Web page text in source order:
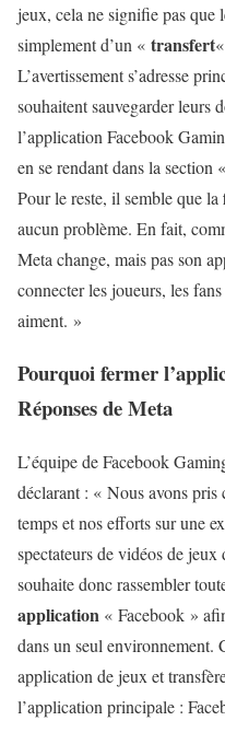
jeux, cela ne signifie pas que
simplement d’un « transfert
L’avertissement s’adresse
souhaitent sauvegarder leurs
l’application Facebook
en se rendant dans la
Pour le reste, il semble que la
aucun problème. En fait,
Meta change, mais pas son
connecter les joueurs, les
aiment. »
Pourquoi fermer
Réponses de Meta
L’équipe de Facebook
déclarant : « Nous avons
temps et nos efforts sur une
spectateurs de vidéos de
souhaite donc rassembler
application « Facebook »
dans un seul environnement.
application de jeux et
l’application principale :